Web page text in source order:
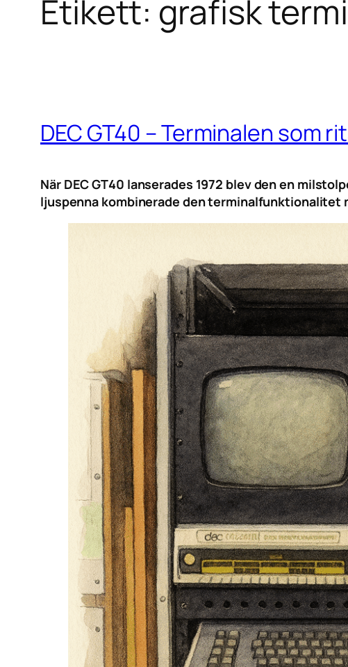
Etikett: grafisk
DEC GT40 – Terminalen som
När DEC GT40 lanserades 1972 blev den en
ljuspenna kombinerade den terminalfunktionalitet